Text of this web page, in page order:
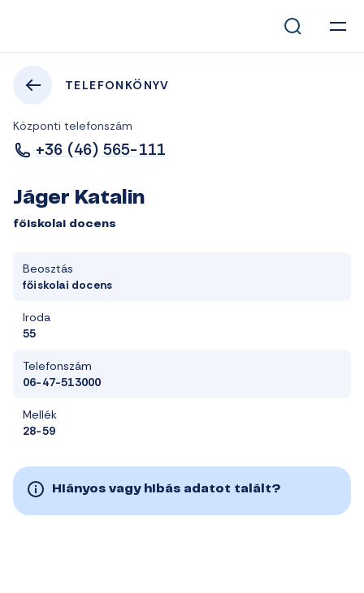
TELEFONKÖNYV
Központi telefonszám
+36 (46) 565-111
Jáger Katalin
főiskolai docens
Beosztás
főiskolai docens
Iroda
55
Telefonszám
06-47-513000
Mellék
28-59
Hiányos vagy hibás adatot talált?